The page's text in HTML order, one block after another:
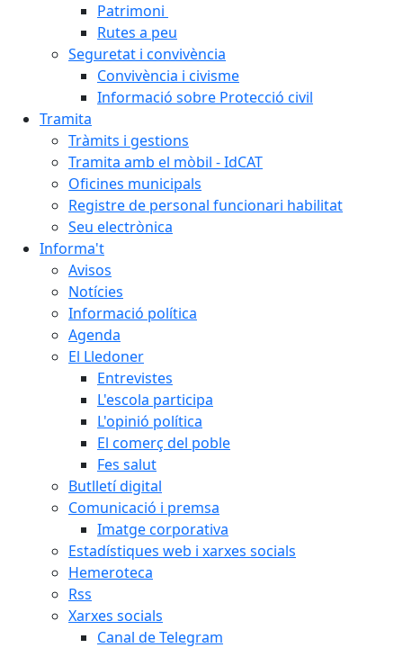
Patrimoni
Rutes a peu
Seguretat i convivència
Convivència i civisme
Informació sobre Protecció civil
Tramita
Tràmits i gestions
Tramita amb el mòbil - IdCAT
Oficines municipals
Registre de personal funcionari habilitat
Seu electrònica
Informa't
Avisos
Notícies
Informació política
Agenda
El Lledoner
Entrevistes
L'escola participa
L'opinió política
El comerç del poble
Fes salut
Butlletí digital
Comunicació i premsa
Imatge corporativa
Estadístiques web i xarxes socials
Hemeroteca
Rss
Xarxes socials
Canal de Telegram